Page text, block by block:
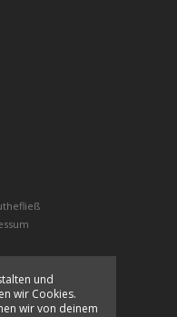
und
wir Cookies.
wir von deinem